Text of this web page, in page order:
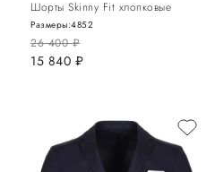
Шорты Skinny Fit хлопковые
26 400руб.
15 840 руб.
Размеры:4852